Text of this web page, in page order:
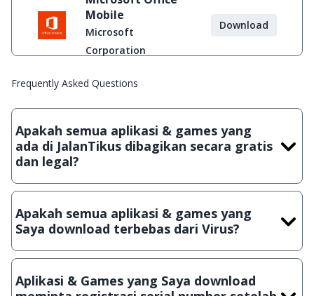
Mobile
Microsoft
Corporation
Download
Frequently Asked Questions
Apakah semua aplikasi & games yang
ada di JalanTikus dibagikan secara gratis
dan legal?
Ya, JalanTikus hanya membagikan aplikasi & games yang
crack, patch atau semacamnya.
Apakah semua aplikasi & games yang
Saya download terbebas dari Virus?
Ya, JalanTikus selalu melakukan scanning dengan 3 jenis
suatu aplikasi atau games, sehingga bisa dijamin 100%
Aplikasi & Games yang Saya download